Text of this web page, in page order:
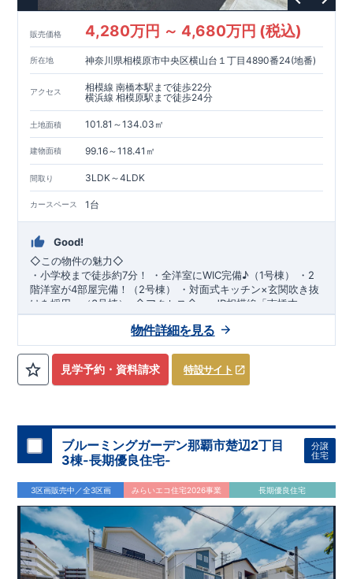
す。【住宅性能評価ダブル取得】・設計住宅性能評価：建物設
計段階で、国が認めた第三者機関が評価しています。・建設住
宅性能評価：評価を受けた図面通りに施工されているか、建設
までに、計
4回のチェックが行われます。図面や書類上だけで
なく、現場の施工状況を検査した上で、品質を保証していま
す。 【長期優良住宅】・東栄住宅は国が定める全
準をクリアしています。長期優良住宅とは、｢良い家を作って、
きちんと手入れをして、長く大切に使う｣ことを目的とした認定
制度。住宅ローン減税、固定資産税などの税制優遇を受けられ
るだけでなく、中古市場でも、長期優良住宅が有利に働きま
す。【充実のアフターサポート】
・東栄住宅では、お引渡し後最大
間の品質保証を実施。お引渡しからが本当のお付き合いだと考
たします。
販売価格 4,280万円 ～ 4,680万円 (税込)
所在地 神奈川県相模原市中央区横山台１丁目4890番24(地番)
アクセス
相模線 南橋本駅まで徒歩22分
横浜線 相模原駅まで徒歩24分
土地面積 101.81～134.03㎡
建物面積 99.16～118.41㎡
間取り 3LDK～4LDK
カースペース 1台
Good!
◇この物件の魅力◇
・小学校まで徒歩約7分！ ・全洋室にWIC完備♪（1号棟）
・2
階洋室が4部屋完備！（2号棟）
・対面式キッチン×玄関吹き抜
け を採用。（3号棟） ◇アクセス◇
・JR相模線「南橋本」駅
まで徒歩22分 ​・JR横浜線「相模原」駅まで徒歩24分
◇ロケーション◇
・相模原市立横山小学校 徒歩7分 ・そうてつ
ローゼン横山台店 徒歩5分 ・サンドラッグ相模原
横山台店 徒歩7分 ​・セブンイレブン相模原横山1丁目
店 徒歩2分
◇ブルーミングガーデンのこだわり◇
【全棟自社一貫体制】
・設計、施工、営業が互いに協力しあい、最良のプランを提供
いたします。
・不要な中間マージンを抑えることで、コストダウンに努めて
【耐震等級3取得】
・東栄住宅の建物は、国が定めた耐震等級で最高の3を取得。
建築基準法で定められた、｢数百年に一度発生する地震に対し
て、倒壊、崩壊しない。｣という基準から、さらに1.5倍の耐震
力を達成しています。
間の品質保証を実施。お引渡しからが本当のお付き合いだと考
え、アフターサービスを外部の業者に委託せず、東栄住宅グル
ープ「東栄ホームサービス株式会社」にて責任をもって対応い
スマートフォンで見やすい特設サイトはこちら
見学予約・資料請求 特設サイト
物件詳細を見る
ブルーミングガーデン那覇市楚辺2丁目
3棟-長期優良住宅-
分譲
住宅
3区画販売中／全3区画 みらいエコ住宅2026事業 長期優良住宅